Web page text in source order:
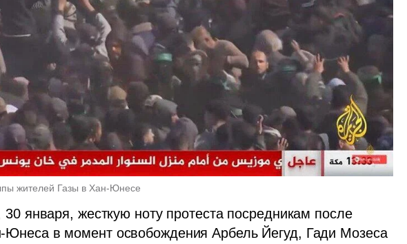
жителей Газы в Хан-Юнесе
30 января, жесткую ноту протеста посредникам после
в момент освобождения Арбель Йегуд, Гади Мозеса